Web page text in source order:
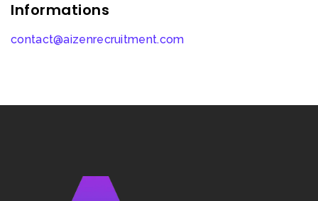
Informations
contact@aizenrecruitment.com